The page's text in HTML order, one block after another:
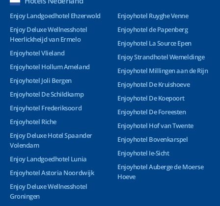
Enjoy Landgoedhotel Ehzerwold
Enjoy Deluxe Wellnesshotel
Heerlickheijd van Ermelo
Enjoyhotel Vlieland
Enjoyhotel Hollum Ameland
Enjoyhotel Joli Bergen
Enjoyhotel De Schildkamp
Enjoyhotel Frederiksoord
Enjoyhotel Riche
Enjoy Deluxe Hotel Spaander
Volendam
Enjoy Landgoedhotel Lunia
Enjoyhotel Astoria Noordwijk
Enjoy Deluxe Wellnesshotel
Groningen
Enjoyhotel Ruyghe Venne
Enjoyhotel de Papenberg
Enjoyhotel La Source Epen
Enjoy Strandhotel Wemeldinge
Enjoyhotel Millingen aan de Rijn
Enjoyhotel De Kruishoeve
Enjoyhotel De Koepoort
Enjoyhotel De Foreesten
Enjoyhotel Hof van Twente
Enjoyhotel Bovenkarspel
Enjoyhotel Ie-Sicht
Enjoyhotel Auberge de Moerse
Hoeve